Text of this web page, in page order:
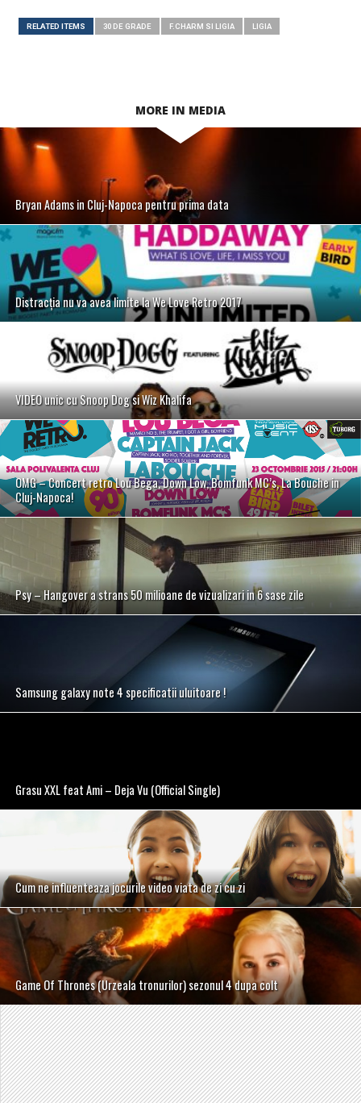
RELATED ITEMS 30 DE GRADE F.CHARM SI LIGIA LIGIA
MORE IN MEDIA
Bryan Adams in Cluj-Napoca pentru prima data
Distracția nu va avea limite la We Love Retro 2017
VIDEO unic cu Snoop Dog si Wiz Khalifa
OMG – Concert retro Lou Bega, Down Low, Bomfunk MC’s, La Bouche in
Cluj-Napoca!
Psy – Hangover a strans 50 milioane de vizualizari in 6 sase zile
Samsung galaxy note 4 specificatii uluitoare !
Grasu XXL feat Ami – Deja Vu (Official Single)
Cum ne influenteaza jocurile video viata de zi cu zi
Game Of Thrones (Urzeala tronurilor) sezonul 4 dupa colt